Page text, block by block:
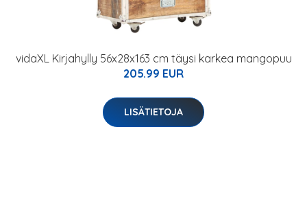
vidaXL Kirjahylly 56x28x163 cm täysi karkea mangopuu
205.99 EUR
LISÄTIETOJA